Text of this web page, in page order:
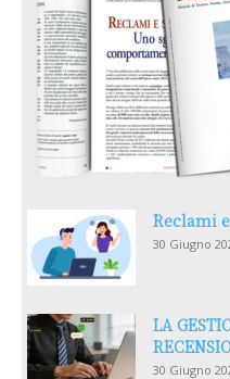
Reclami
30 Giugno
LA
30 Giugno